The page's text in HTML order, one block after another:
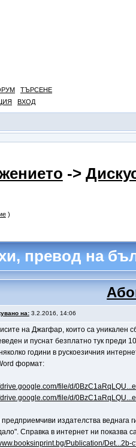
ТЪРСЕНЕ
ВХОД
->
)
превод на
на:3.2.2016, 14:06
на Джагфар, които са уникален
и пуснат безплатно тук преди
години в рускоезичния
формат:
drive.google.com/file/d/
drive.google.com/file/d/
предприемчиви издателства веднага
Справка в интернет ни показва
Publication/Det...2b-